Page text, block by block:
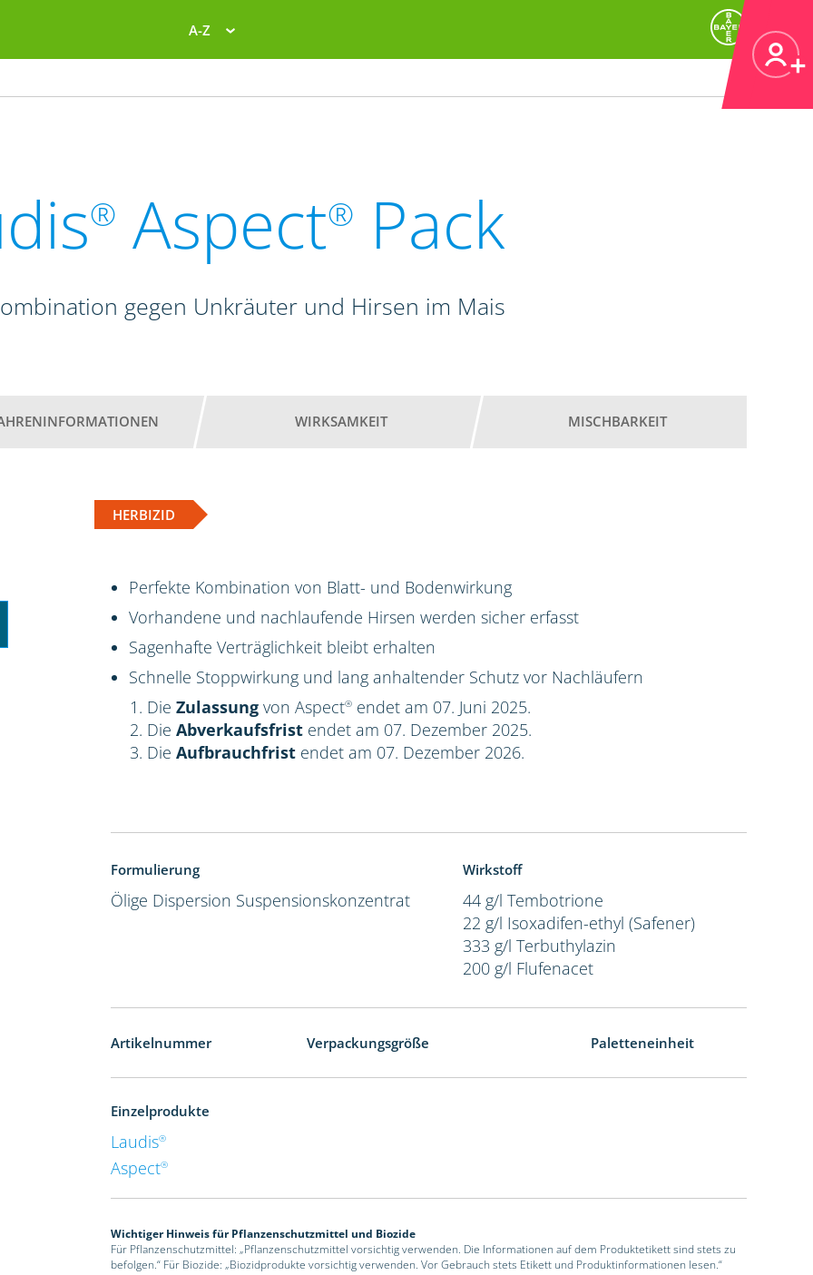
A-Z
® Aspect® Pack
gegen Unkräuter und Hirsen im Mais
WIRKSAMKEIT MISCHBARKEIT
HERBIZID
Perfekte Kombination von Blatt- und Bodenwirkung
Vorhandene und nachlaufende Hirsen werden sicher erfasst
Sagenhafte Verträglichkeit bleibt erhalten
Schnelle Stoppwirkung und lang anhaltender Schutz vor Nachläufern
DieZulassung von Aspect® endet am 07. Juni 2025.
DieAbverkaufsfrist endet am 07. Dezember 2025.
DieAufbrauchfrist endet am 07. Dezember 2026.
Formulierung
Ölige Dispersion Suspensionskonzentrat
Wirkstoff
44 g/l Tembotrione
22 g/l Isoxadifen-ethyl (Safener)
333 g/l Terbuthylazin
200 g/l Flufenacet
Artikelnummer Verpackungsgröße Paletteneinheit
Einzelprodukte
Laudis®
Aspect®
Wichtiger Hinweis für Pflanzenschutzmittel und Biozide
Für Pflanzenschutzmittel: „Pflanzenschutzmittel vorsichtig verwenden. Die Informationen auf dem Produktetikett sind stets zu
befolgen.“ Für Biozide: „Biozidprodukte vorsichtig verwenden. Vor Gebrauch stets Etikett und Produktinformationen lesen.“